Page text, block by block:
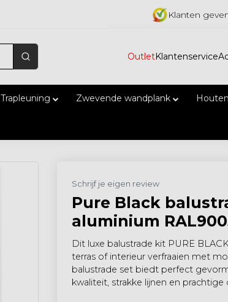
Klanten
OutletKlantenservice
Trapleuning Zwevende wandplank
Schrijf je eigen review
Pure Black
aluminium
Dit luxe balustrade kit PURE
terras of interieur verfraaien met
balustrade set biedt perfect
kwaliteit, strakke lijnen en